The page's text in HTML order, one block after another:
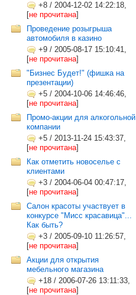
+8 / 2004-12-02 14:22:18,
[не прочитана]
Проведение розыгрыша
автомобиля в казино
+9 / 2005-08-17 15:10:41,
[не прочитана]
"Бизнес Будет!" (фишка на
презентации)
+5 / 2004-10-06 14:46:46,
[не прочитана]
Промо-акции для алкогольной
компании
+5 / 2013-11-24 15:43:37,
[не прочитана]
Как отметить новоселье с
клиентами
+3 / 2004-06-04 00:47:17,
[не прочитана]
Салон красоты участвует в
конкурсе "Мисс красавица"...
Как быть?
+3 / 2005-09-10 11:26:57,
[не прочитана]
Акции для открытия
мебельного магазина
+18 / 2006-07-26 13:11:33,
[не прочитана]